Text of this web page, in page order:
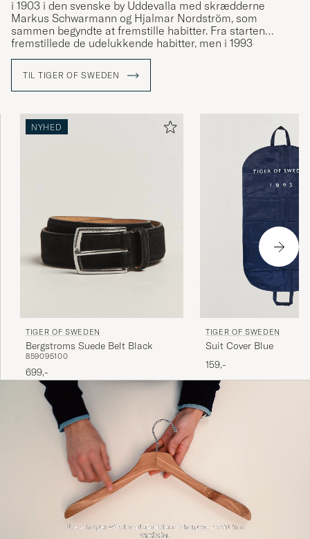
i 1903 i den svenske by Uddevalla med skrædderne
Markus Schwarmann og Hjalmar Nordström, som
sammen begyndte at fremstille habitter. Fra starten
fremstillede de udelukkende habitter, men i 1993
gennemgik mærket store forandringer og udviklede sit
gjorde jakkesættet attraktivt igen. Fra at være blevet båret
af bankmænd var det nu i stedet de mest populære
TIL TIGER OF SWEDEN
NYHED
TIGER OF SWEDEN
Bergstroms Suede Belt Black
859095100
699,-
TIGER OF SWEDEN
Suit Cover Blue
159,-